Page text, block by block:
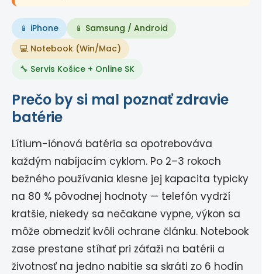
📱 iPhone
📱 Samsung / Android
💻 Notebook (Win/Mac)
🔧 Servis Košice + Online SK
Prečo by si mal poznať zdravie
batérie
Lítium-iónová batéria sa opotrebováva
každým nabíjacím cyklom. Po 2–3 rokoch
bežného používania klesne jej kapacita typicky
na 80 % pôvodnej hodnoty — telefón vydrží
kratšie, niekedy sa nečakane vypne, výkon sa
môže obmedziť kvôli ochrane článku. Notebook
zase prestane stíhať pri záťaži na batérii a
životnosť na jedno nabitie sa skráti zo 6 hodín